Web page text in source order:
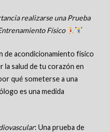
realizarse una Prueba
Físico
de acondicionamiento físico
la salud de tu corazón en
qué someterse a una
es una medida
: Una prueba de